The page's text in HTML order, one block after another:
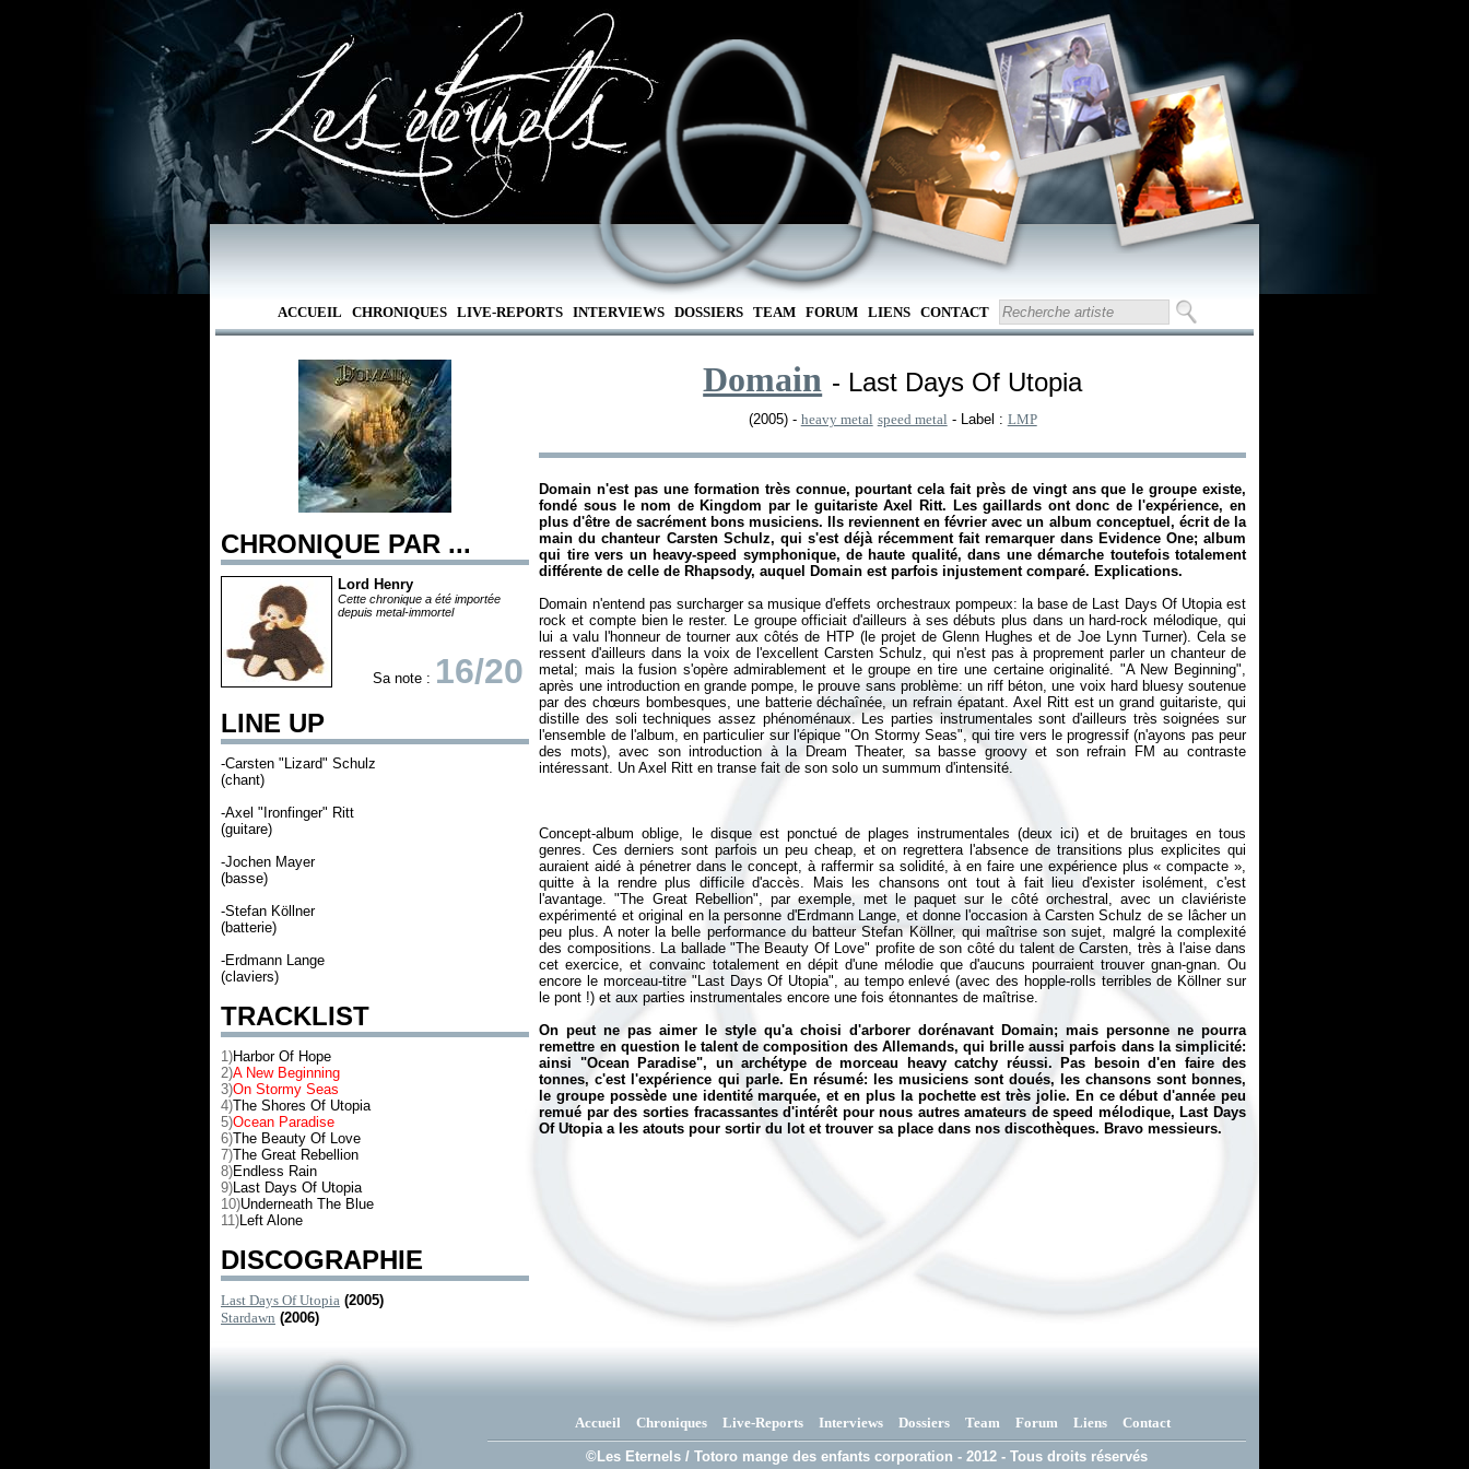
ACCUEIL CHRONIQUES LIVE-REPORTS INTERVIEWS DOSSIERS TEAM FORUM LIENS CONTACT
CHRONIQUE PAR ...
Lord Henry
Cette chronique a été importée
depuis metal-immortel
Sa note : 16/20
LINE UP
-Carsten "Lizard" Schulz
(chant)
-Axel "Ironfinger" Ritt
(guitare)
-Jochen Mayer
(basse)
-Stefan Köllner
(batterie)
-Erdmann Lange
(claviers)
TRACKLIST
1)Harbor Of Hope
2)A New Beginning
3)On Stormy Seas
4)The Shores Of Utopia
5)Ocean Paradise
6)The Beauty Of Love
7)The Great Rebellion
8)Endless Rain
9)Last Days Of Utopia
10)Underneath The Blue
11)Left Alone
DISCOGRAPHIE
Last Days Of Utopia (2005)
Stardawn (2006)
Domain - Last Days Of Utopia
(2005) - heavy metal speed metal - Label : LMP
Domain n'est pas une formation très connue, pourtant cela fait près de vingt ans que le groupe existe,
fondé sous le nom de Kingdom par le guitariste Axel Ritt. Les gaillards ont donc de l'expérience, en
plus d'être de sacrément bons musiciens. Ils reviennent en février avec un album conceptuel, écrit de la
main du chanteur Carsten Schulz, qui s'est déjà récemment fait remarquer dans Evidence One; album
qui tire vers un heavy-speed symphonique, de haute qualité, dans une démarche toutefois totalement
différente de celle de Rhapsody, auquel Domain est parfois injustement comparé. Explications.
Domain n'entend pas surcharger sa musique d'effets orchestraux pompeux: la base de Last Days Of Utopiaest
rock et compte bien le rester. Le groupe officiait d'ailleurs à ses débuts plus dans un hard-rock mélodique, qui
lui a valu l'honneur de tourner aux côtés de HTP (le projet de Glenn Hughes et de Joe Lynn Turner). Cela se
ressent d'ailleurs dans la voix de l'excellent Carsten Schulz, qui n'est pas à proprement parler un chanteur de
metal; mais la fusion s'opère admirablement et le groupe en tire une certaine originalité. "A New Beginning",
après une introduction en grande pompe, le prouve sans problème: un riff béton, une voix hard bluesy soutenue
par des chœurs bombesques, une batterie déchaînée, un refrain épatant. Axel Ritt est un grand guitariste, qui
distille des soli techniques assez phénoménaux. Les parties instrumentales sont d'ailleurs très soignées sur
l'ensemble de l'album, en particulier sur l'épique "On Stormy Seas", qui tire vers le progressif (n'ayons pas peur
des mots), avec son introduction à la Dream Theater, sa basse groovy et son refrain FM au contraste
Concept-album oblige, le disque est ponctué de plages instrumentales (deux ici) et de bruitages en tous
genres. Ces derniers sont parfois un peu cheap, et on regrettera l'absence de transitions plus explicites qui
auraient aidé à pénetrer dans le concept, à raffermir sa solidité, à en faire une expérience plus « compacte »,
quitte à la rendre plus difficile d'accès. Mais les chansons ont tout à fait lieu d'exister isolément, c'est
l'avantage. "The Great Rebellion", par exemple, met le paquet sur le côté orchestral, avec un claviériste
expérimenté et original en la personne d'Erdmann Lange, et donne l'occasion à Carsten Schulz de se lâcher un
peu plus. A noter la belle performance du batteur Stefan Köllner, qui maîtrise son sujet, malgré la complexité
des compositions. La ballade "The Beauty Of Love" profite de son côté du talent de Carsten, très à l'aise dans
cet exercice, et convainc totalement en dépit d'une mélodie que d'aucuns pourraient trouver gnan-gnan. Ou
encore le morceau-titre "Last Days Of Utopia", au tempo enlevé (avec des hopple-rolls terribles de Köllner sur
le pont !) et aux parties instrumentales encore une fois étonnantes de maîtrise.
On peut ne pas aimer le style qu'a choisi d'arborer dorénavant Domain; mais personne ne pourra
remettre en question le talent de composition des Allemands, qui brille aussi parfois dans la simplicité:
ainsi "Ocean Paradise", un archétype de morceau heavy catchy réussi. Pas besoin d'en faire des
tonnes, c'est l'expérience qui parle. En résumé: les musiciens sont doués, les chansons sont bonnes,
le groupe possède une identité marquée, et en plus la pochette est très jolie. En ce début d'année peu
remué par des sorties fracassantes d'intérêt pour nous autres amateurs de speed mélodique, Last Days
Of Utopiaa les atouts pour sortir du lot et trouver sa place dans nos discothèques. Bravo messieurs.
Accueil Chroniques Live-Reports Interviews Dossiers Team Forum Liens Contact
©Les Eternels / Totoro mange des enfants corporation - 2012 - Tous droits réservés